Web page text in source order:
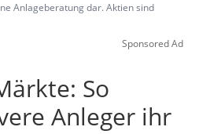
Anlageberatung dar. Aktien sind
Sponsored Ad
So
Anleger ihr